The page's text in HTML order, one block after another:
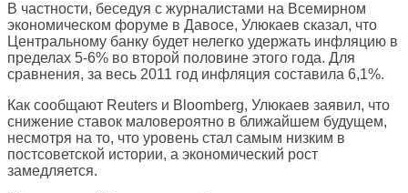
В частности, беседуя с журналистами на Всемирном
экономическом форуме в Давосе, Улюкаев сказал, что
Центральному банку будет нелегко удержать инфляцию в
пределах 5-6% во второй половине этого года. Для
сравнения, за весь 2011 год инфляция составила 6,1%.
Как сообщают Reuters и Bloomberg, Улюкаев заявил, что
снижение ставок маловероятно в ближайшем будущем,
несмотря на то, что уровень стал самым низким в
постсоветской истории, а экономический рост
замедляется.